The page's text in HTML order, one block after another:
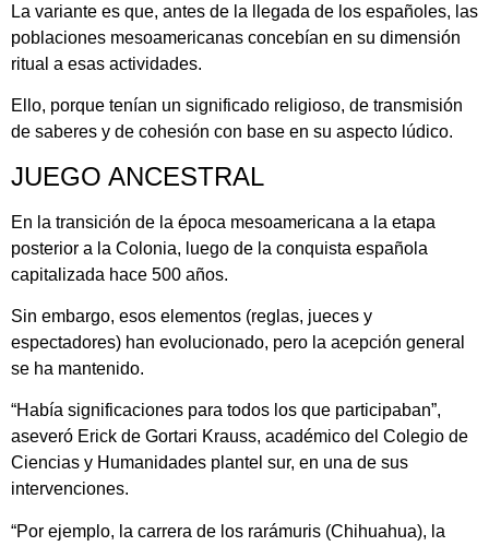
La variante es que, antes de la llegada de los españoles, las
poblaciones mesoamericanas concebían en su dimensión
ritual a esas actividades.
Ello, porque tenían un significado religioso, de transmisión
de saberes y de cohesión con base en su aspecto lúdico.
JUEGO ANCESTRAL
En la transición de la época mesoamericana a la etapa
posterior a la Colonia, luego de la conquista española
capitalizada hace 500 años.
Sin embargo, esos elementos (reglas, jueces y
espectadores) han evolucionado, pero la acepción general
se ha mantenido.
“Había significaciones para todos los que participaban”,
aseveró Erick de Gortari Krauss, académico del Colegio de
Ciencias y Humanidades plantel sur, en una de sus
intervenciones.
“Por ejemplo, la carrera de los rarámuris (Chihuahua), la